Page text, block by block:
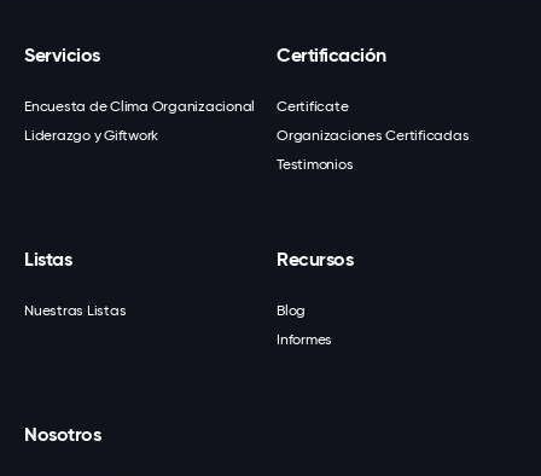
Servicios
Encuesta de Clima Organizacional
Liderazgo y Giftwork
Certificación
Certifícate
Organizaciones Certificadas
Testimonios
Listas
Nuestras Listas
Recursos
Blog
Informes
Nosotros